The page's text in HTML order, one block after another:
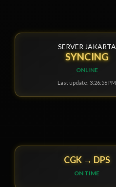
SERVER JAKARTA
STABLE
ONLINE
Last update: 3:26:58 PM
CGK → DPS
ON TIME